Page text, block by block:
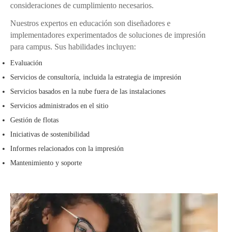
consideraciones de cumplimiento necesarios.
Nuestros expertos en educación son diseñadores e
implementadores experimentados de soluciones de impresión
para campus. Sus habilidades incluyen:
Evaluación
Servicios de consultoría, incluida la estrategia de impresión
Servicios basados en la nube fuera de las instalaciones
Servicios administrados en el sitio
Gestión de flotas
Iniciativas de sostenibilidad
Informes relacionados con la impresión
Mantenimiento y soporte